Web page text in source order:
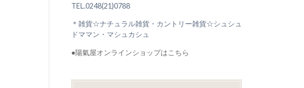
TEL.0248(21)0788
＊雑貨☆ナチュラル雑貨・カントリー雑貨☆シュシュ
ドママン・マシュカシュ
●陽氣屋オンラインショップはこちら